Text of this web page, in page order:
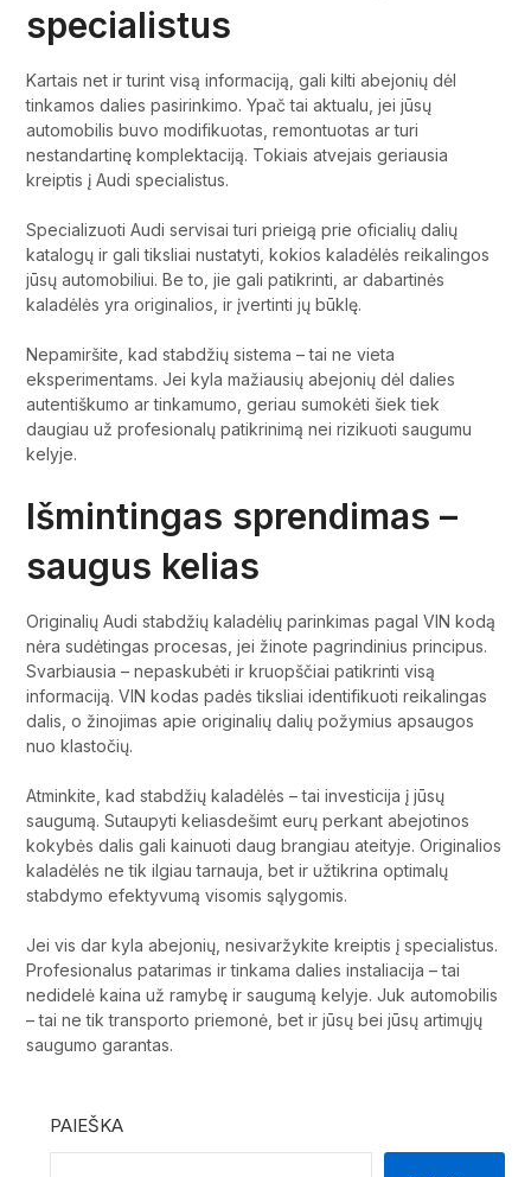
specialistus
Kartais net ir turint visą informaciją, gali kilti abejonių dėl
tinkamos dalies pasirinkimo. Ypač tai aktualu, jei jūsų
automobilis buvo modifikuotas, remontuotas ar turi
nestandartinę komplektaciją. Tokiais atvejais geriausia
kreiptis į Audi specialistus.
Specializuoti Audi servisai turi prieigą prie oficialių dalių
katalogų ir gali tiksliai nustatyti, kokios kaladėlės reikalingos
jūsų automobiliui. Be to, jie gali patikrinti, ar dabartinės
kaladėlės yra originalios, ir įvertinti jų būklę.
Nepamiršite, kad stabdžių sistema – tai ne vieta
eksperimentams. Jei kyla mažiausių abejonių dėl dalies
autentiškumo ar tinkamumo, geriau sumokėti šiek tiek
daugiau už profesionalų patikrinimą nei rizikuoti saugumu
kelyje.
Išmintingas sprendimas –
saugus kelias
Originalių Audi stabdžių kaladėlių parinkimas pagal VIN kodą
nėra sudėtingas procesas, jei žinote pagrindinius principus.
Svarbiausia – nepaskubėti ir kruopščiai patikrinti visą
informaciją. VIN kodas padės tiksliai identifikuoti reikalingas
dalis, o žinojimas apie originalių dalių požymius apsaugos
nuo klastočių.
Atminkite, kad stabdžių kaladėlės – tai investicija į jūsų
saugumą. Sutaupyti keliasdešimt eurų perkant abejotinos
kokybės dalis gali kainuoti daug brangiau ateityje. Originalios
kaladėlės ne tik ilgiau tarnauja, bet ir užtikrina optimalų
stabdymo efektyvumą visomis sąlygomis.
Jei vis dar kyla abejonių, nesivaržykite kreiptis į specialistus.
Profesionalus patarimas ir tinkama dalies instaliacija – tai
nedidelė kaina už ramybę ir saugumą kelyje. Juk automobilis
– tai ne tik transporto priemonė, bet ir jūsų bei jūsų artimųjų
saugumo garantas.
PAIEŠKA